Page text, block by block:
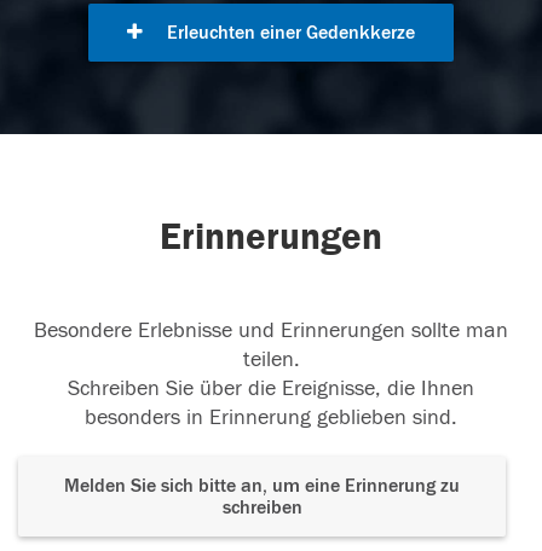
Erleuchten einer Gedenkkerze
Erinnerungen
Besondere Erlebnisse und Erinnerungen sollte man
teilen.
Schreiben Sie über die Ereignisse, die Ihnen
besonders in Erinnerung geblieben sind.
Melden Sie sich bitte an, um eine Erinnerung zu
schreiben